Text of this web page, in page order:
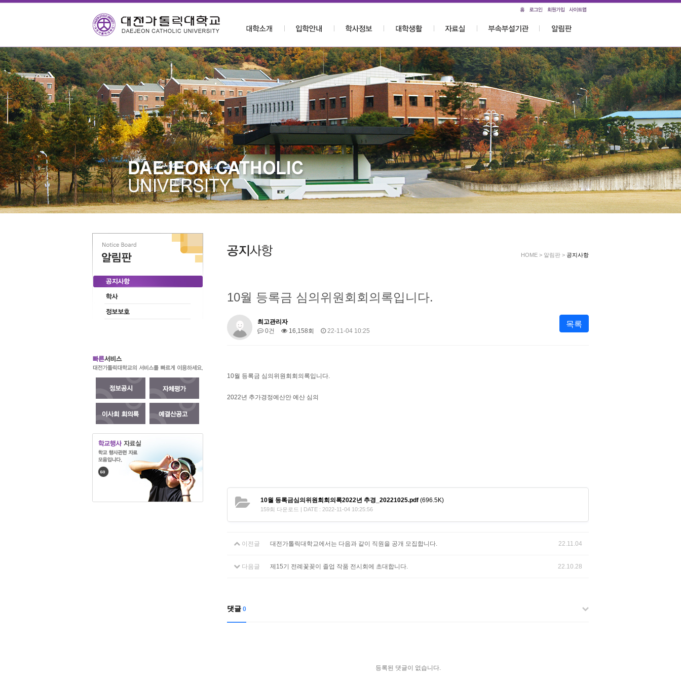
HOME > 알림판 > 공지사항
10월 등록금 심의위원회회의록입니다.
최고관리자
0건
16,158회 22-11-04 10:25
목록
10월 등록금 심의위원회회의록입니다.
2022년 추가경정예산안 예산 심의
10월 등록금심의위원회회의록2022년 추경_20221025.pdf (696.5K)
159회 다운로드 | DATE : 2022-11-04 10:25:56
이전글 대전가톨릭대학교에서는 다음과 같이 직원을 공개 모집합니다. 22.11.04
다음글 제15기 전례꽃꽂이 졸업 작품 전시회에 초대합니다. 22.10.28
댓글 0
등록된 댓글이 없습니다.